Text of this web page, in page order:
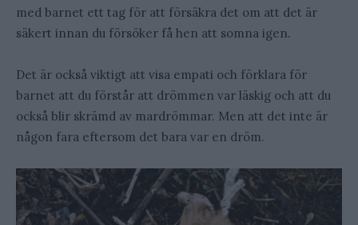
med barnet ett tag för att försäkra det om att det är
säkert innan du försöker få hen att somna igen.
Det är också viktigt att visa empati och förklara för
barnet att du förstår att drömmen var läskig och att du
också blir skrämd av mardrömmar. Men att det inte är
någon fara eftersom det bara var en dröm.